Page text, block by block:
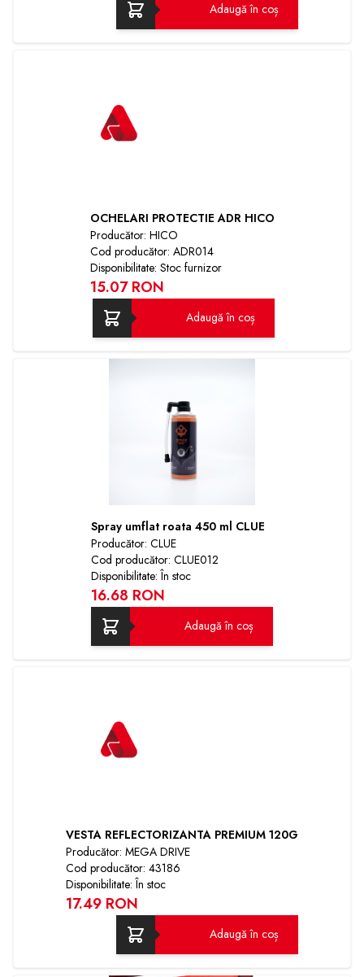
Adaugă în coș
OCHELARI PROTECTIE ADR HICO
Producător: HICO
Cod producător: ADR014
Disponibilitate: Stoc furnizor
15.07 RON
Adaugă în coș
Spray umflat roata 450 ml CLUE
Producător: CLUE
Cod producător: CLUE012
Disponibilitate: În stoc
16.68 RON
Adaugă în coș
VESTA REFLECTORIZANTA PREMIUM 120G
Producător: MEGA DRIVE
Cod producător: 43186
Disponibilitate: În stoc
17.49 RON
Adaugă în coș